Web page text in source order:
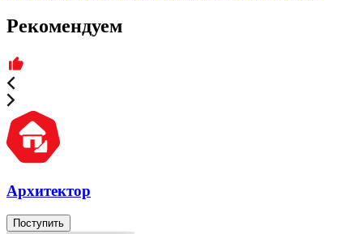
Рекомендуем
Архитектор
Поступить